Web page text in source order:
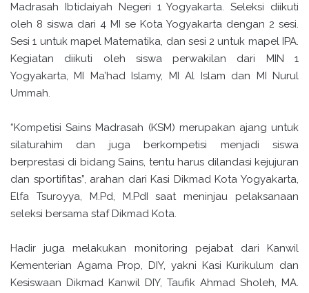
Madrasah Ibtidaiyah Negeri 1 Yogyakarta. Seleksi diikuti
oleh 8 siswa dari 4 MI se Kota Yogyakarta dengan 2 sesi.
Sesi 1 untuk mapel Matematika, dan sesi 2 untuk mapel IPA.
Kegiatan diikuti oleh siswa perwakilan dari MIN 1
Yogyakarta, MI Ma’had Islamy, MI Al Islam dan MI Nurul
Ummah.
“Kompetisi Sains Madrasah (KSM) merupakan ajang untuk
silaturahim dan juga berkompetisi menjadi siswa
berprestasi di bidang Sains, tentu harus dilandasi kejujuran
dan sportifitas”, arahan dari Kasi Dikmad Kota Yogyakarta,
Elfa Tsuroyya, M.Pd, M.PdI saat meninjau pelaksanaan
seleksi bersama staf Dikmad Kota.
Hadir juga melakukan monitoring pejabat dari Kanwil
Kementerian Agama Prop, DIY, yakni Kasi Kurikulum dan
Kesiswaan Dikmad Kanwil DIY, Taufik Ahmad Sholeh, MA.